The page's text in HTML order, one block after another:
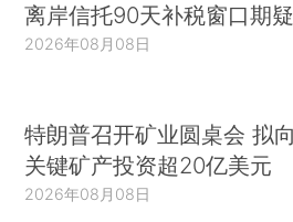
离岸信托90天补税窗口期
2026年08月08日
特朗普召开矿业圆桌会 拟向
关键矿产投资超20亿美元
2026年08月08日